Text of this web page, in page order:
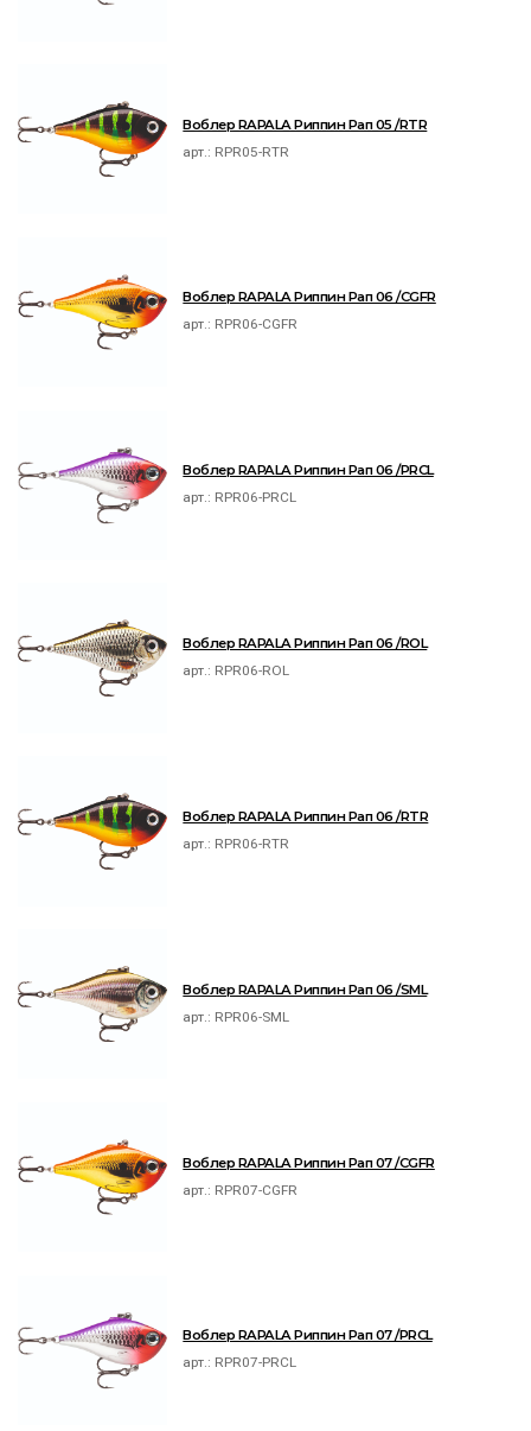
Воблер RAPALA Риппин Рап 05 /RTR
арт.: RPR05-RTR
Воблер RAPALA Риппин Рап 06 /CGFR
арт.: RPR06-CGFR
Воблер RAPALA Риппин Рап 06 /PRCL
арт.: RPR06-PRCL
Воблер RAPALA Риппин Рап 06 /ROL
арт.: RPR06-ROL
Воблер RAPALA Риппин Рап 06 /RTR
арт.: RPR06-RTR
Воблер RAPALA Риппин Рап 06 /SML
арт.: RPR06-SML
Воблер RAPALA Риппин Рап 07 /CGFR
арт.: RPR07-CGFR
Воблер RAPALA Риппин Рап 07 /PRCL
арт.: RPR07-PRCL